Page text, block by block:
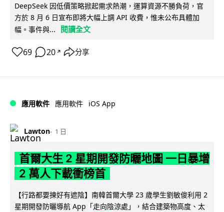
DeepSeek 因低價策略掀起需求熱潮，運算資源不勝負荷，官
方於 8 月 6 日宣布即將大幅上調 API 收費，惟未公布具體加
幅。事件與...
閱讀全文
69 20 ↗ 分享
應用軟件 應用軟件 iOS App
Lawton 1 日
首爾大生 2 星期開發防曬地圖 一日暴增
2 萬人下載衝榜首
【行路都要揀好有遮陰】南韓首爾大學 23 歲學生劉敏俊利用 2
星期開發防曬導航 App「走向陰涼處」，結合建築物高度、太